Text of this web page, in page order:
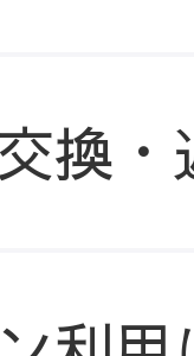
換